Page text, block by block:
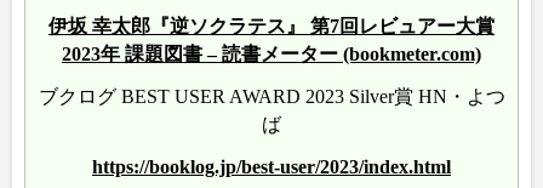
伊坂 幸太郎『逆ソクラテス』 第7回レビュアー大賞
2023年 課題図書 – 読書メーター (bookmeter.com)
ブクログ BEST USER AWARD 2023 Silver賞 HN・よつ
ば
https://booklog.jp/best-user/2023/index.html